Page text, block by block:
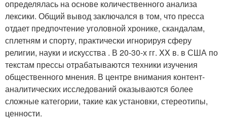
определялась на основе количественного анализа
лексики. Общий вывод заключался в том, что пресса
отдает предпочтение уго­ловной хронике, скандалам,
сплетням и спорту, практически игнорируя сферу
религии, науки и искусства . В 20-30-х гг. XX в. в США по
текстам прессы отрабатываются техники изучения
обществен­ного мнения. В центре внимания контент-
аналитических исследований оказываются более
сложные категории, такие как установки, стереотипы,
ценности.